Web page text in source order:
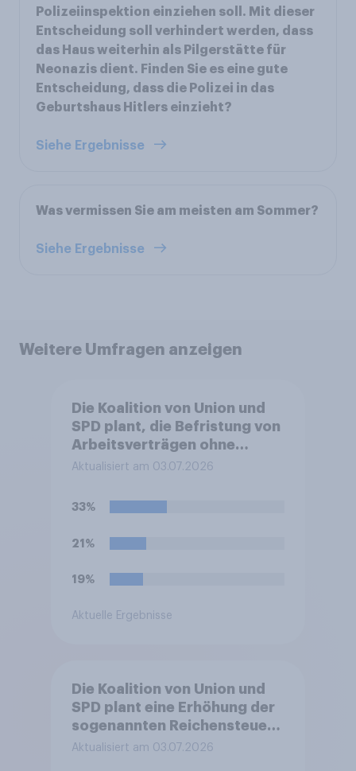
Polizeiinspektion einziehen soll. Mit dieser
Entscheidung soll verhindert werden, dass
das Haus weiterhin als Pilgerstätte für
Neonazis dient. Finden Sie es eine gute
Entscheidung, dass die Polizei in das
Geburtshaus Hitlers einzieht?
Siehe Ergebnisse
Was vermissen Sie am meisten am Sommer?
Siehe Ergebnisse
Weitere Umfragen anzeigen
Die Koalition von Union und
SPD plant, die Befristung von
Arbeitsverträgen ohne
sachlichen Grund zu
Befristungen sollen demnach
zu sechs Verlängerungen
24 Monate und drei
Befürworten Sie diese
Aktualisiert am 03.07.2026
33%
21%
19%
Aktuelle Ergebnisse
Die Koalition von Union und
SPD plant eine Erhöhung der
sogenannten Reichensteuer.
Ab einem zu versteuernden
Aktualisiert am 03.07.2026